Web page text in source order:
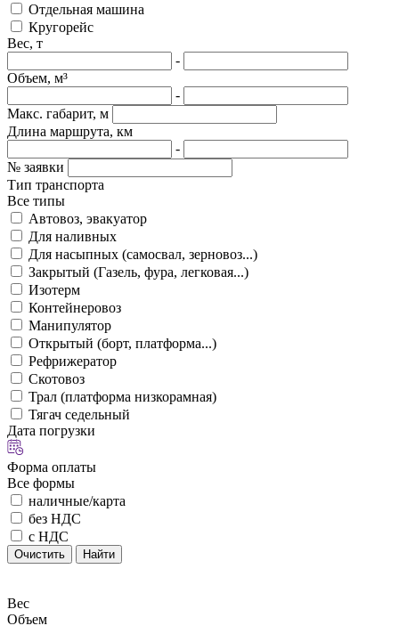
Отдельная машина
Кругорейс
Вес, т
-
Объем, м³
-
Макс. габарит, м
Длина маршрута, км
-
№ заявки
Тип транспорта
Все типы
Автовоз, эвакуатор
Для наливных
Для насыпных (самосвал, зерновоз...)
Закрытый (Газель, фура, легковая...)
Изотерм
Контейнеровоз
Манипулятор
Открытый (борт, платформа...)
Рефрижератор
Скотовоз
Трал (платформа низкорамная)
Тягач седельный
Дата погрузки
Форма оплаты
Все формы
наличные/карта
без НДС
с НДС
Очистить Найти
Вес
Объем